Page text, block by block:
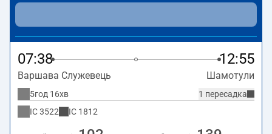
07:38 12:55
Варшава Служевець Шамотули
1 пересадка
5год 16хв
IC3522 IC 1812